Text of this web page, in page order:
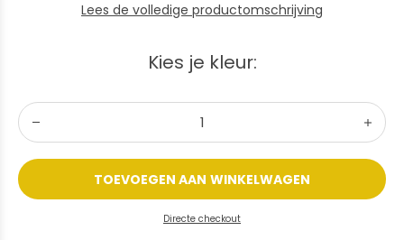
Lees de volledige productomschrijving
Kies je kleur:
TOEVOEGEN AAN WINKELWAGEN
Directe checkout